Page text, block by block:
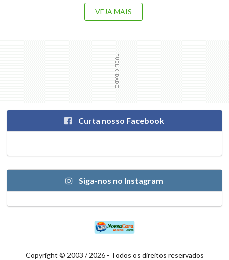
VEJA MAIS
Curta nosso Facebook
Siga-nos no Instagram
Copyright © 2003 / 2026 - Todos os direitos reservados